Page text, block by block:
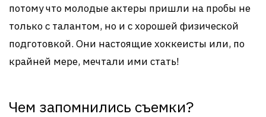
потому что молодые актеры пришли на пробы не
только с талантом, но и с хорошей физической
подготовкой. Они настоящие хоккеисты или, по
крайней мере, мечтали ими стать!
Чем запомнились съемки?